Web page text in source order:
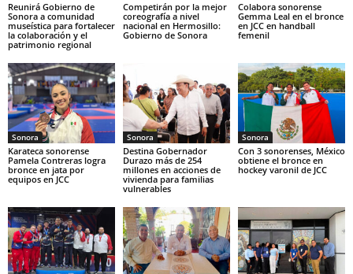
Reunirá Gobierno de
Sonora a comunidad
museística para fortalecer
la colaboración y el
patrimonio regional
Competirán por la mejor
coreografía a nivel
nacional en Hermosillo:
Gobierno de Sonora
Colabora sonorense
Gemma Leal en el bronce
en JCC en handball
femenil
Sonora
Karateca sonorense
Pamela Contreras logra
bronce en jata por
equipos en JCC
Sonora
Destina Gobernador
Durazo más de 254
millones en acciones de
vivienda para familias
vulnerables
Sonora
Con 3 sonorenses, México
obtiene el bronce en
hockey varonil de JCC